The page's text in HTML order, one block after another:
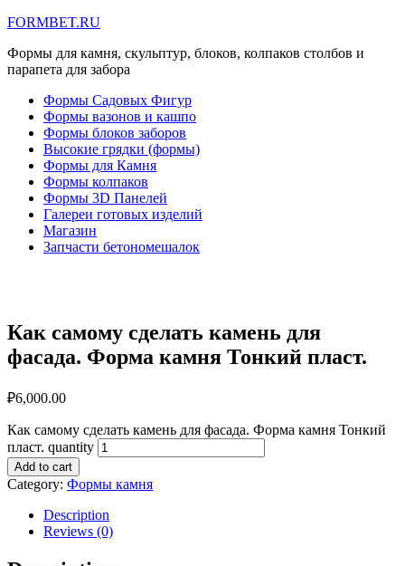
FORMBET.RU
Формы для камня, скульптур, блоков, колпаков столбов и
парапета для забора
Формы Садовых Фигур
Формы вазонов и кашпо
Формы блоков заборов
Высокие грядки (формы)
Формы для Камня
Формы колпаков
Формы 3D Панелей
Галереи готовых изделий
Магазин
Запчасти бетономешалок
Как самому сделать камень для
фасада. Форма камня Тонкий пласт.
₽6,000.00
Как самому сделать камень для фасада. Форма камня Тонкий
пласт. quantity
Add to cart
Category: Формы камня
Description
Reviews (0)